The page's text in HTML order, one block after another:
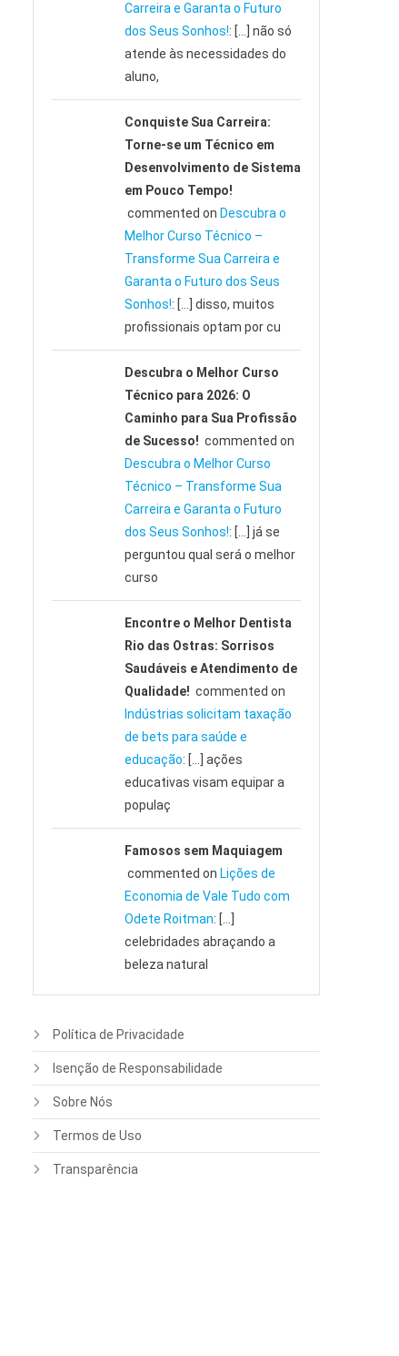
Carreira e Garanta o Futuro
dos Seus Sonhos!: […] não só
atende às necessidades do
aluno,
Conquiste Sua Carreira:
Torne-se um Técnico em
Desenvolvimento de Sistema
em Pouco Tempo!
commented on Descubra o
Melhor Curso Técnico –
Transforme Sua Carreira e
Garanta o Futuro dos Seus
Sonhos!: […] disso, muitos
profissionais optam por cu
Descubra o Melhor Curso
Técnico para 2026: O
Caminho para Sua Profissão
de Sucesso! commented on
Descubra o Melhor Curso
Técnico – Transforme Sua
Carreira e Garanta o Futuro
dos Seus Sonhos!: […] já se
perguntou qual será o melhor
curso
Encontre o Melhor Dentista
Rio das Ostras: Sorrisos
Saudáveis e Atendimento de
Qualidade! commented on
Indústrias solicitam taxação
de bets para saúde e
educação: […] ações
educativas visam equipar a
populaç
Famosos sem Maquiagem
commented on Lições de
Economia de Vale Tudo com
Odete Roitman: […]
celebridades abraçando a
beleza natural
Política de Privacidade
Isenção de Responsabilidade
Sobre Nós
Termos de Uso
Transparência